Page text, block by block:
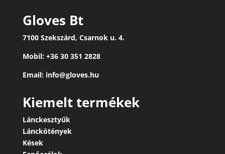
Gloves Bt
7100 Szekszárd, Csarnok u. 4.
Mobil: +36 30 351 2828
Email: info@gloves.hu
Kiemelt termékek
Lánckesztyűk
Lánckötények
Kések